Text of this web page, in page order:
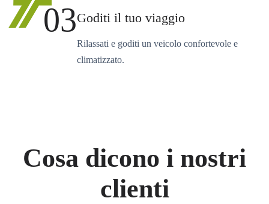
03Goditi il tuo viaggio
Rilassati e goditi un veicolo confortevole e
climatizzato.
Cosa dicono i nostri
clienti